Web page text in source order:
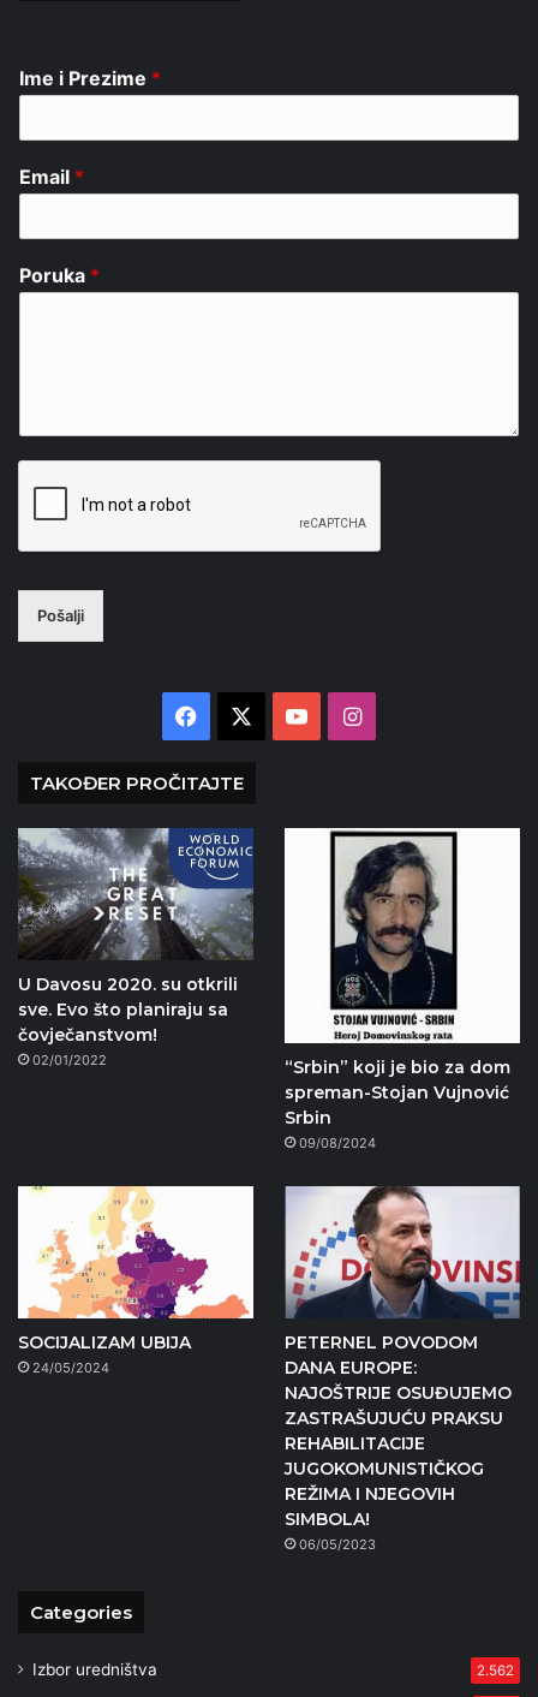
Ime i Prezime *
Email *
Poruka *
Pošalji
Facebook YouTubeInstagram
TAKOĐER PROČITAJTE
U Davosu 2020. su otkrili
sve. Evo što planiraju sa
čovječanstvom!
02/01/2022
“Srbin” koji je bio za dom
spreman-Stojan Vujnović
Srbin
09/08/2024
SOCIJALIZAM UBIJA
24/05/2024
PETERNEL POVODOM
DANA EUROPE:
NAJOŠTRIJE OSUĐUJEMO
ZASTRAŠUJUĆU PRAKSU
REHABILITACIJE
JUGOKOMUNISTIČKOG
REŽIMA I NJEGOVIH
SIMBOLA!
06/05/2023
Categories
Izbor uredništva 2.562